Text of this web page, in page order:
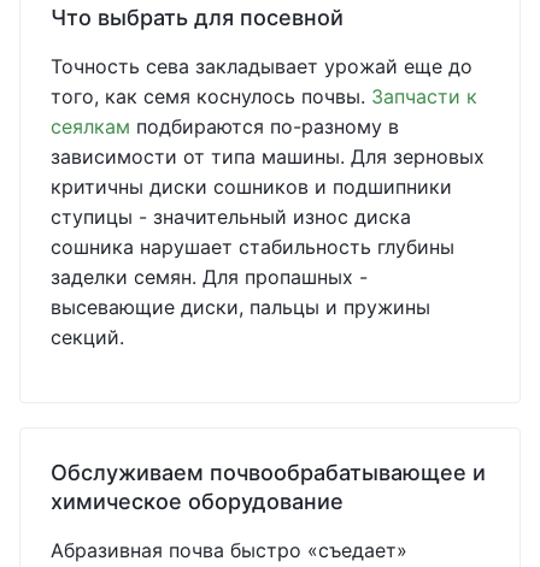
Что выбрать для посевной
Точность сева закладывает урожай еще до
того, как семя коснулось почвы. Запчасти к
сеялкам подбираются по-разному в
зависимости от типа машины. Для зерновых
критичны диски сошников и подшипники
ступицы - значительный износ диска
сошника нарушает стабильность глубины
заделки семян. Для пропашных -
высевающие диски, пальцы и пружины
секций.
Обслуживаем почвообрабатывающее и
химическое оборудование
Абразивная почва быстро «съедает»